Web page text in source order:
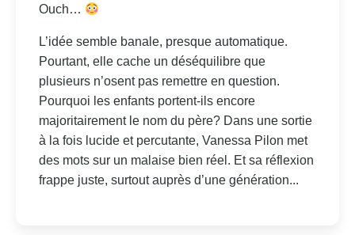
Ouch…
L’idée semble banale, presque automatique.
Pourtant, elle cache un déséquilibre que
plusieurs n’osent pas remettre en question.
Pourquoi les enfants portent-ils encore
majoritairement le nom du père? Dans une sortie
à la fois lucide et percutante, Vanessa Pilon met
des mots sur un malaise bien réel. Et sa réflexion
frappe juste, surtout auprès d’une génération...